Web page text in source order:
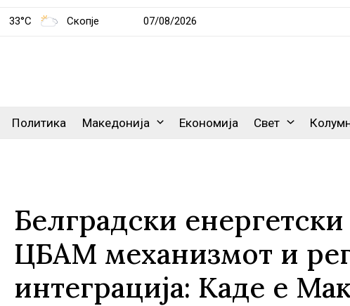
33°C Скопје 07/08/2026
Политика Македонија Економија Свет
Белградски
ЦБАМ механизмот и
интеграција: Каде е